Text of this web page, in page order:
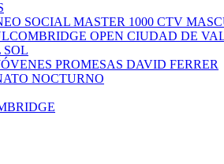
SOCIAL MASTER 1000 CTV
OPEN CIUDAD DE
SOL
PROMESAS DAVID FERRER
NOCTURNO